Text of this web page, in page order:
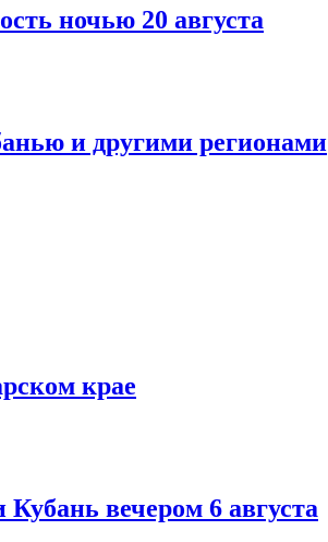
ночью 20 августа
и другими регионами
крае
вечером 6 августа